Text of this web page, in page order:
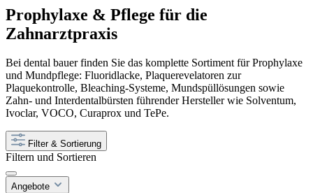
Prophylaxe & Pflege für die
Zahnarztpraxis
Bei dental bauer finden Sie das komplette Sortiment für Prophylaxe
und Mundpflege: Fluoridlacke, Plaquerevelatoren zur
Plaquekontrolle, Bleaching-Systeme, Mundspüllösungen sowie
Zahn- und Interdentalbürsten führender Hersteller wie Solventum,
Ivoclar, VOCO, Curaprox und TePe.
Filter & Sortierung
Filtern und Sortieren
Angebote